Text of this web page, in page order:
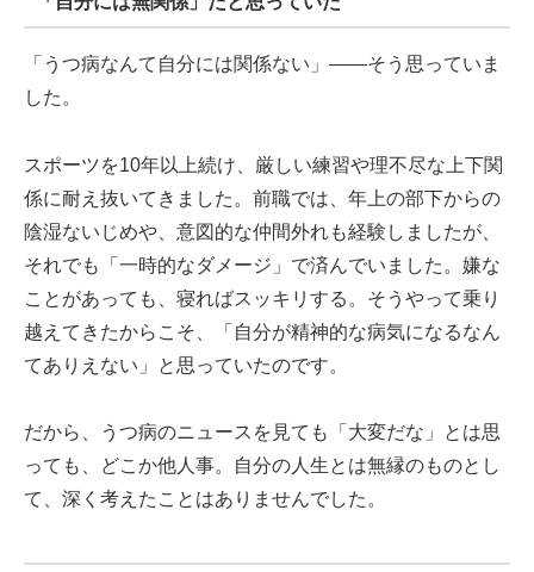
「うつ病なんて自分には関係ない」――そう思っていま
した。
スポーツを10年以上続け、厳しい練習や理不尽な上下関
係に耐え抜いてきました。前職では、年上の部下からの
陰湿ないじめや、意図的な仲間外れも経験しましたが、
それでも「一時的なダメージ」で済んでいました。嫌な
ことがあっても、寝ればスッキリする。そうやって乗り
越えてきたからこそ、「自分が精神的な病気になるなん
てありえない」と思っていたのです。
だから、うつ病のニュースを見ても「大変だな」とは思
っても、どこか他人事。自分の人生とは無縁のものとし
て、深く考えたことはありませんでした。